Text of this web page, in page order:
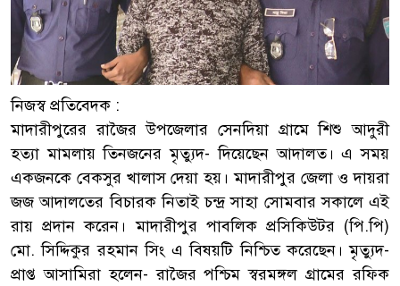
নিজস্ব প্রতিবেদক :
মাদারীপুরের রাজৈর উপজেলার সেনদিয়া গ্রামে শিশু আদুরী
হত্যা মামলায় তিনজনের মৃত্যুদ- দিয়েছেন আদালত। এ সময়
একজনকে বেকসুর খালাস দেয়া হয়। মাদারীপুর জেলা ও দায়রা
জজ আদালতের বিচারক নিতাই চন্দ্র সাহা সোমবার সকালে এই
রায় প্রদান করেন। মাদারীপুর পাবলিক প্রসিকিউটর (পি.পি)
মো. সিদ্দিকুর রহমান সিং এ বিষয়টি নিশ্চিত করেছেন। মৃত্যুদ-
প্রাপ্ত আসামিরা হলেন- রাজৈর পশ্চিম স্বরমঙ্গল গ্রামের রফিক